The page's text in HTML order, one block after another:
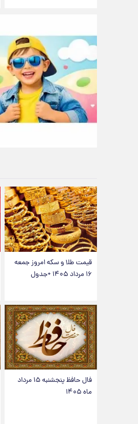
قیمت طلا و سکه امروز جمعه
۱۶ مرداد ۱۴۰۵ +جدول
فال حافظ پنجشنبه ۱۵ مرداد
ماه ۱۴۰۵